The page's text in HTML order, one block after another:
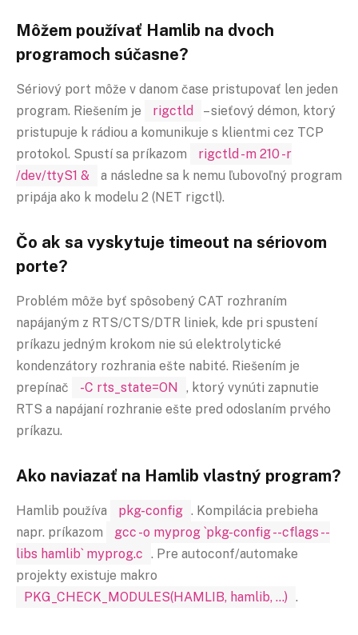
Môžem používať Hamlib na dvoch
programoch súčasne?
Sériový port môže v danom čase pristupovať len jeden
program. Riešením je
rigctld
– sieťový démon, ktorý
pristupuje k rádiou a komunikuje s klientmi cez TCP
protokol. Spustí sa príkazom
rigctld -m 210 -r
/dev/ttyS1 &
a následne sa k nemu ľubovoľný program
pripája ako k modelu 2 (NET rigctl).
Čo ak sa vyskytuje timeout na sériovom
porte?
Problém môže byť spôsobený CAT rozhraním
napájaným z RTS/CTS/DTR liniek, kde pri spustení
príkazu jedným krokom nie sú elektrolytické
kondenzátory rozhrania ešte nabité. Riešením je
prepínač
-C rts_state=ON , ktorý vynúti zapnutie
RTS a napájaní rozhranie ešte pred odoslaním prvého
príkazu.
Ako naviazať na Hamlib vlastný program?
Hamlib používa pkg-config . Kompilácia prebieha
napr. príkazom
gcc -o myprog `pkg-config --cflags --
libs hamlib` myprog.c . Pre autoconf/automake
projekty existuje makro
PKG_CHECK_MODULES(HAMLIB, hamlib, ...) .